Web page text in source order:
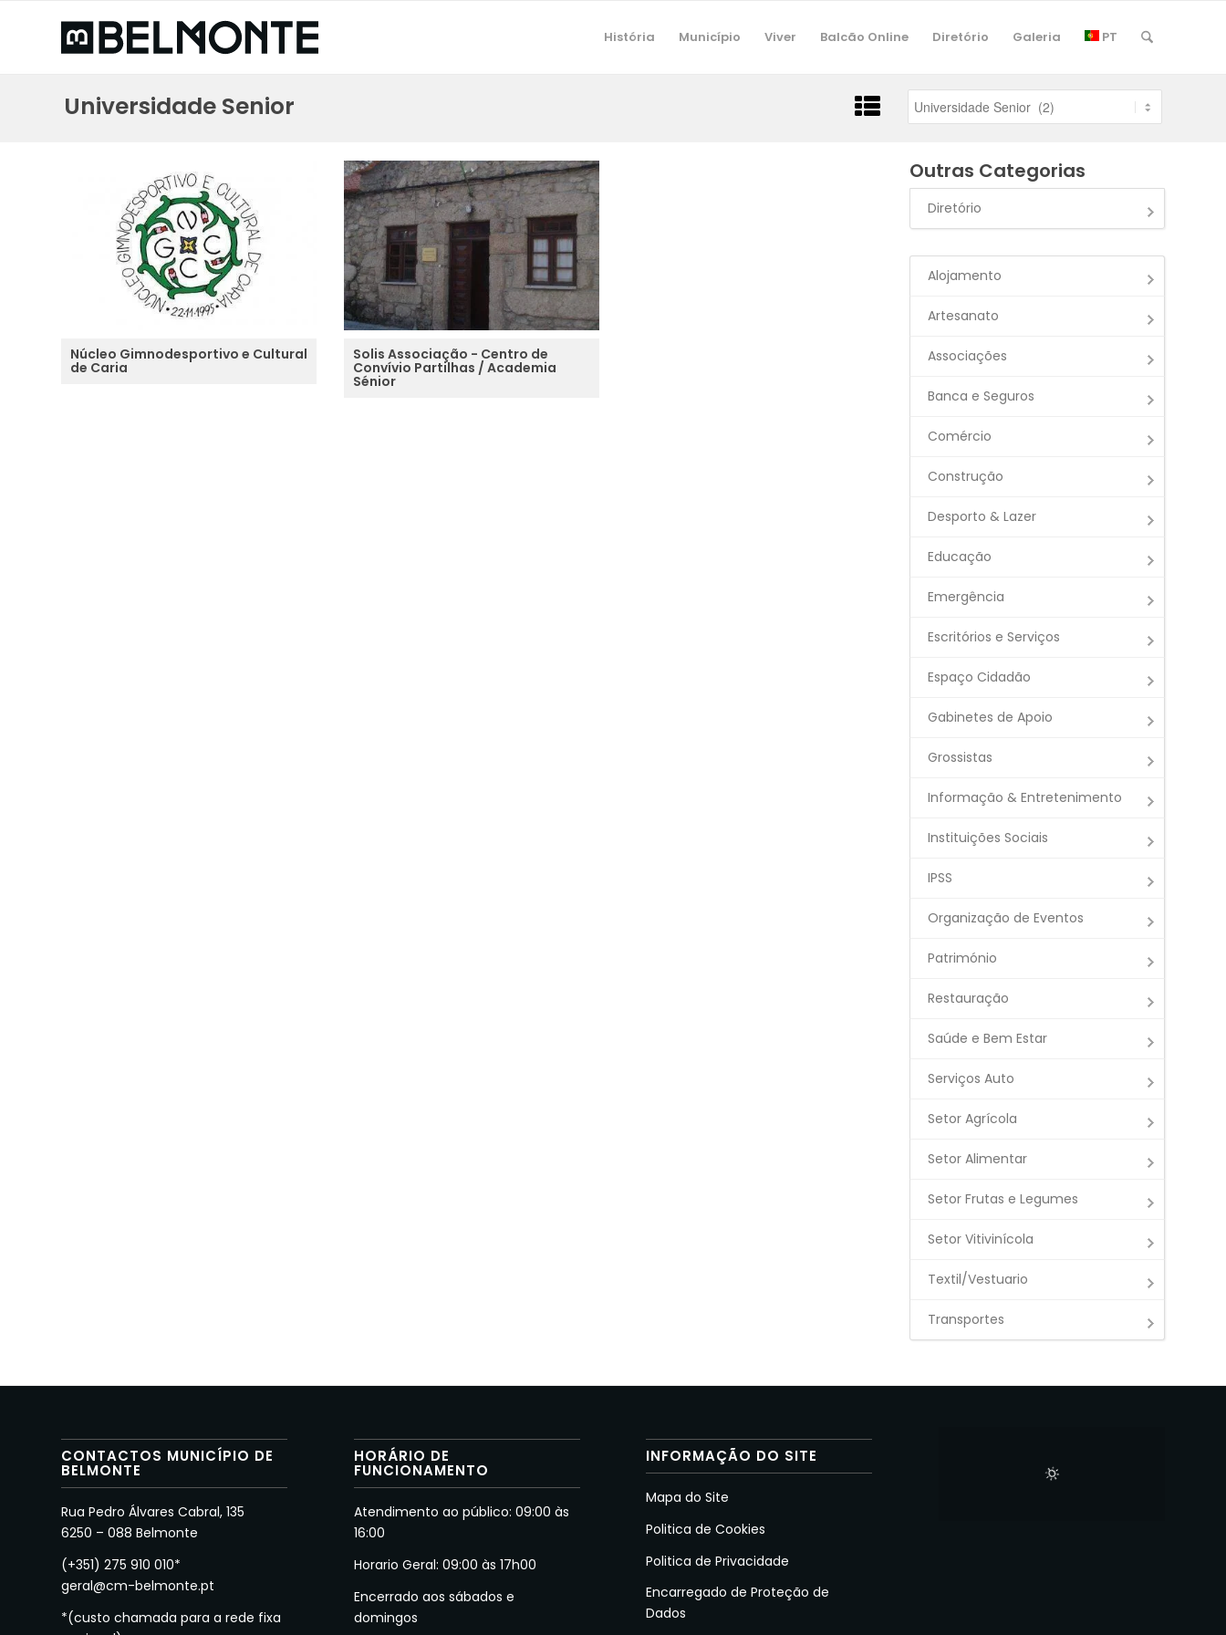
História Município Viver Balcão Online Diretório Galeria PT
Universidade Senior
Núcleo Gimnodesportivo e Cultural
de Caria
Solis Associação - Centro de
Convívio Partilhas / Academia
Sénior
Outras Categorias
Diretório
Alojamento
Artesanato
Associações
Banca e Seguros
Comércio
Construção
Desporto & Lazer
Educação
Emergência
Escritórios e Serviços
Espaço Cidadão
Gabinetes de Apoio
Grossistas
Informação & Entretenimento
Instituições Sociais
IPSS
Organização de Eventos
Património
Restauração
Saúde e Bem Estar
Serviços Auto
Setor Agrícola
Setor Alimentar
Setor Frutas e Legumes
Setor Vitivinícola
Textil/Vestuario
Transportes
CONTACTOS MUNICÍPIO DE
BELMONTE
Rua Pedro Álvares Cabral, 135
6250 – 088 Belmonte
(+351) 275 910 010*
geral@cm-belmonte.pt
*(custo chamada para a rede fixa
HORÁRIO DE
FUNCIONAMENTO
Atendimento ao público: 09:00 às
16:00
Horario Geral: 09:00 às 17h00
Encerrado aos sábados e
domingos
INFORMAÇÃO DO SITE
Mapa do Site
Politica de Cookies
Politica de Privacidade
Encarregado de Proteção de
Dados